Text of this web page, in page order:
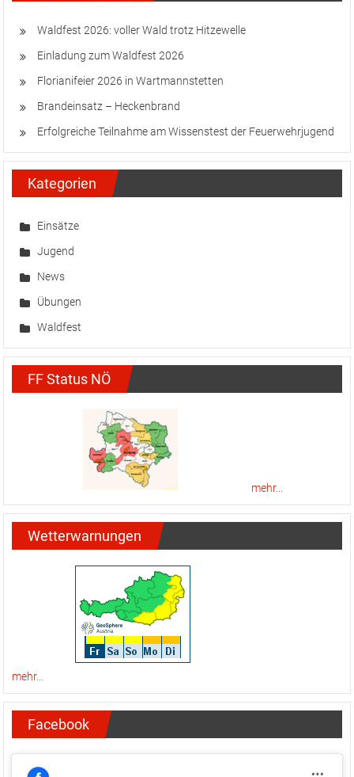
Waldfest 2026: voller Wald trotz Hitzewelle
Einladung zum Waldfest 2026
Florianifeier 2026 in Wartmannstetten
Brandeinsatz – Heckenbrand
Erfolgreiche Teilnahme am Wissenstest der Feuerwehrjugend
Kategorien
Einsätze
Jugend
News
Übungen
Waldfest
FF Status NÖ
mehr...
Wetterwarnungen
mehr...
Facebook